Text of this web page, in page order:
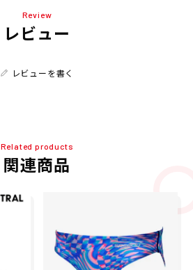
Review
レビュー
レビューを書く
Related products
関連商品